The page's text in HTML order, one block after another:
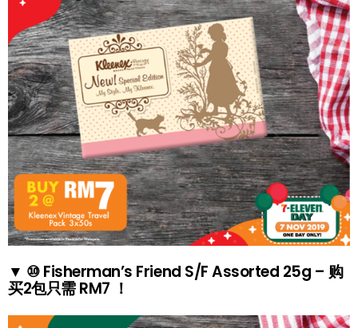
▼ ⑩ Fisherman’s Friend S/F Assorted 25g – 购
买2包只需 RM7 ！